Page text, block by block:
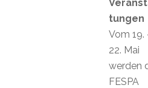
tungen
Vom 19.
22. Mai
werden
FESPA